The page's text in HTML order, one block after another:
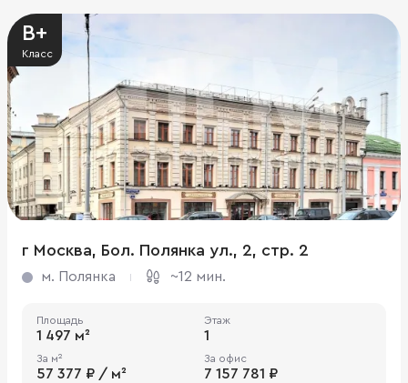
B+
Класс
г Москва, Бол. Полянка ул., 2, стр. 2
м. Полянка ~12 мин.
Площадь
1 497 м²
Этаж
1
За м²
57 377 ₽ / м²
За офис
7 157 781 ₽